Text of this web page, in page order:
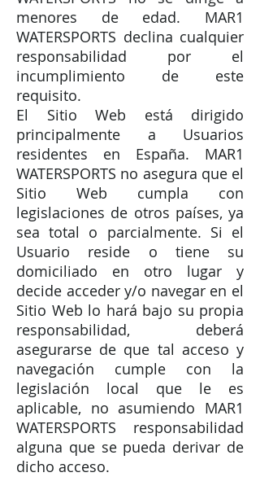
menores de edad. MAR1
WATERSPORTS declina cualquier
responsabilidad por el
incumplimiento de este
requisito.
El Sitio Web está dirigido
principalmente a Usuarios
residentes en España. MAR1
WATERSPORTS no asegura que el
Sitio Web cumpla con
legislaciones de otros países, ya
sea total o parcialmente. Si el
Usuario reside o tiene su
domiciliado en otro lugar y
decide acceder y/o navegar en el
Sitio Web lo hará bajo su propia
responsabilidad, deberá
asegurarse de que tal acceso y
navegación cumple con la
legislación local que le es
aplicable, no asumiendo MAR1
WATERSPORTS responsabilidad
alguna que se pueda derivar de
dicho acceso.